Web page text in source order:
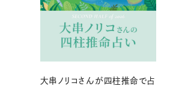
大串ノリコさんが四柱推命で占